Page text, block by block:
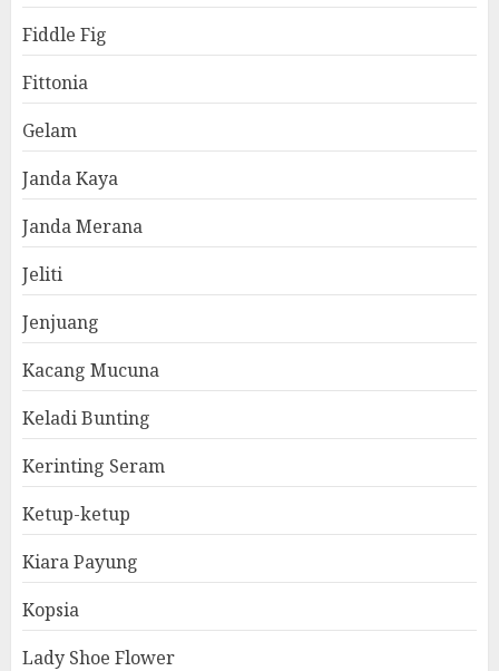
Fiddle Fig
Fittonia
Gelam
Janda Kaya
Janda Merana
Jeliti
Jenjuang
Kacang Mucuna
Keladi Bunting
Kerinting Seram
Ketup-ketup
Kiara Payung
Kopsia
Lady Shoe Flower